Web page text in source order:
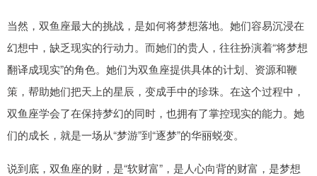
当然，双鱼座最大的挑战，是如何将梦想落地。她们容易沉浸在
幻想中，缺乏现实的行动力。而她们的贵人，往往扮演着“将梦想
翻译成现实”的角色。她们为双鱼座提供具体的计划、资源和鞭
策，帮助她们把天上的星辰，变成手中的珍珠。在这个过程中，
双鱼座学会了在保持梦幻的同时，也拥有了掌控现实的能力。她
们的成长，就是一场从“梦游”到“逐梦”的华丽蜕变。
说到底，双鱼座的财，是“软财富”，是人心向背的财富，是梦想